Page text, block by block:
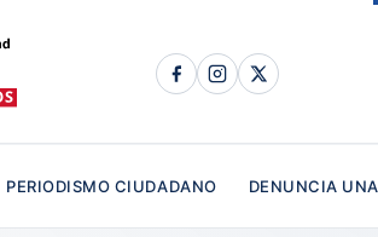
PERIODISMO CIUDADANO DENUNCIA